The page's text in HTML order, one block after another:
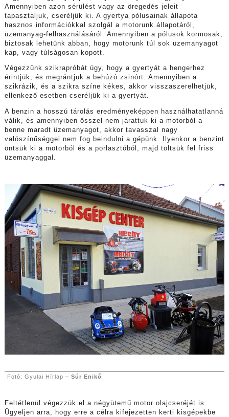
Amennyiben azon sérülést vagy az öregedés jeleit
tapasztaljuk, cseréljük ki. A gyertya pólusainak állapota
hasznos információkkal szolgál a motorunk állapotáról,
üzemanyag-felhasználásáról. Amennyiben a pólusok kormosak,
biztosak lehetünk abban, hogy motorunk túl sok üzemanyagot
kap, vagy túlságosan kopott.
Végezzünk szikrapróbát úgy, hogy a gyertyát a hengerhez
érintjük, és megrántjuk a behúzó zsinórt. Amennyiben a
szikrázik, és a szikra színe kékes, akkor visszaszerelhetjük,
ellenkező esetben cseréljük ki a gyertyát.
A benzin a hosszú tárolás eredményeképpen használhatatlanná
válik, és amennyiben ősszel nem járattuk ki a motorból a
benne maradt üzemanyagot, akkor tavasszal nagy
valószínűséggel nem fog beindulni a gépünk. Ilyenkor a benzint
öntsük ki a motorból és a porlasztóból, majd töltsük fel friss
üzemanyaggal.
Fotó: Gyulai Hírlap – Súr Enikő
Feltétlenül végezzük el a négyütemű motor olajcseréjét is.
Ügyeljen arra, hogy erre a célra kifejezetten kerti kisgépekbe